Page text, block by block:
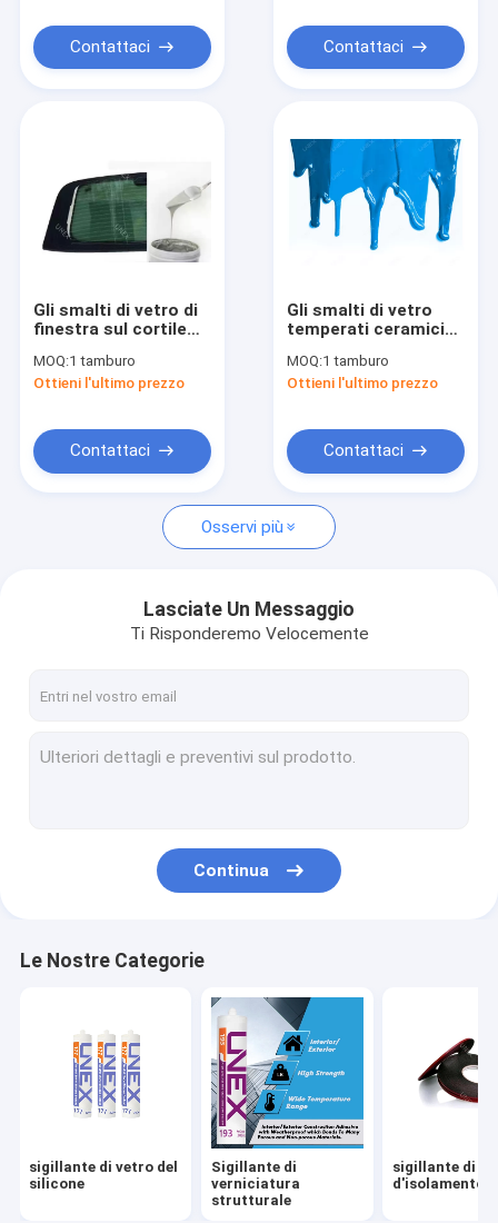
Circa noi
Giro della fabbrica
Richieda una citazione
sigillante di vetro del silicone
sigillante di vetro d'isolamento
Distanziatore della finestra di alluminio
Hardware di vetro
Pittura di vetro degli smalti
Sollevatore della tazza di aspirazione
Scaffali di vetro di stoccaggio
Contattaci Contattaci
Gli smalti di vetro di
finestra sul cortile
d'argento conduttiva
di adesione 200 della
MOQ:1 tamburo
Ottieni l'ultimo prezzo
Contattaci
Gli smalti di vetro
temperati ceramici
metallici senza
piombo
MOQ:1 tamburo
Ottieni l'ultimo prezzo
Contattaci
Osservi più
Lasciate Un Messaggio
Ti Risponderemo Velocemente
Continua
Le Nostre Categorie
sigillante di vetro del
silicone
Sigillante di
verniciatura
strutturale
sigillante di
d'isolamento